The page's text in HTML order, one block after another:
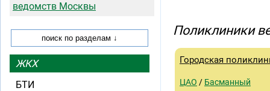
Поликлиники
Городская
ЦАО / Басманный
ведомств Москвы
ЖКХ
БТИ